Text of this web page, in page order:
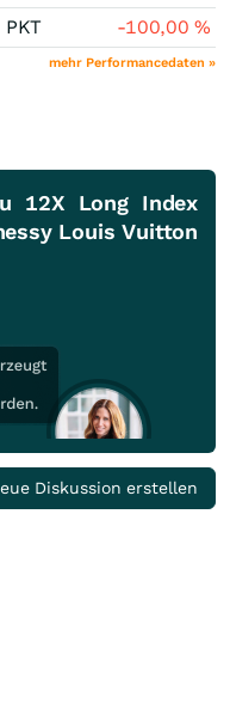
PKT -100,00%
mehr Performancedaten »
12X Long Index
Louis Vuitton
Diskussion erstellen